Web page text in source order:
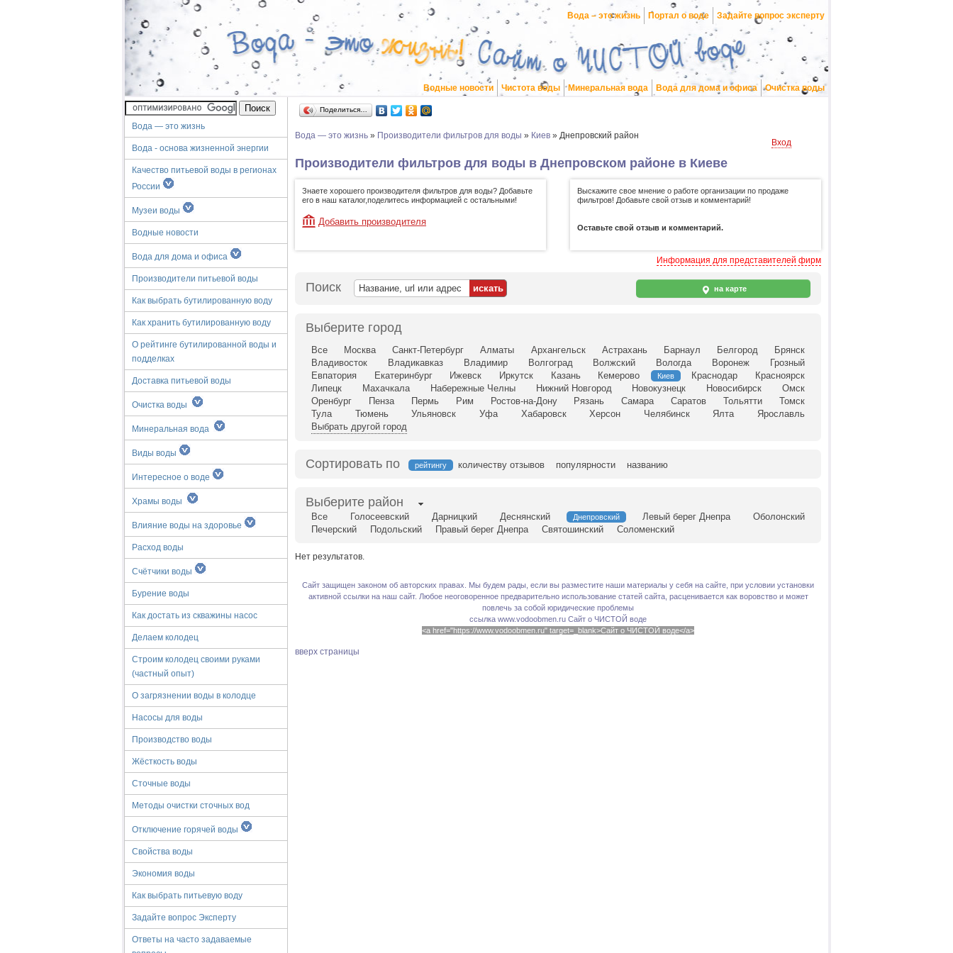
Вода – это жизнь Портал о воде Задайте вопрос эксперту
Водные новости Чистота воды Минеральная вода Вода для дома и офиса Очистка воды
Вода — это жизнь
Вода - основа жизненной энергии
Качество питьевой воды в регионах
России
Музеи воды
Водные новости
Вода для дома и офиса
Производители питьевой воды
Как выбрать бутилированную воду
Как хранить бутилированную воду
О рейтинге бутилированной воды и
подделках
Доставка питьевой воды
Очистка воды
Минеральная вода
Виды воды
Интересное о воде
Храмы воды
Влияние воды на здоровье
Расход воды
Счётчики воды
Бурение воды
Как достать из скважины насос
Делаем колодец
Строим колодец своими руками
(частный опыт)
О загрязнении воды в колодце
Насосы для воды
Производство воды
Жёсткость воды
Сточные воды
Методы очистки сточных вод
Отключение горячей воды
Свойства воды
Экономия воды
Как выбрать питьевую воду
Задайте вопрос Эксперту
Ответы на часто задаваемые
Поделиться…
Вода — это жизнь » Производители фильтров для воды » Киев » Днепровский район
Вход
Производители фильтров для воды в Днепровском районе в Киеве
Знаете хорошего производителя фильтров для воды? Добавьте
его в наш каталог,поделитесь информацией с остальными!
Добавить производителя
Выскажите свое мнение о работе организации по продаже
фильтров! Добавьте свой отзыв и комментарий!
Оставьте свой отзыв и комментарий.
Информация для представителей фирм
Поиск на карте
Выберите город
Все Москва Санкт-Петербург Алматы Архангельск Астрахань Барнаул Белгород
Брянск
Владивосток
Владикавказ Владимир Волгоград Волжский Вологда Воронеж
Грозный
Евпатория
Екатеринбург Ижевск Иркутск Казань Кемерово Киев Краснодар
Красноярск
Липецк
Махачкала Набережные Челны Нижний Новгород Новокузнецк Новосибирск
Омск
Оренбург
Пенза Пермь Рим Ростов-на-Дону Рязань Самара Саратов Тольятти
Томск
Тула
Тюмень Ульяновск Уфа Хабаровск Херсон Челябинск Ялта
Ярославль
Выбрать другой город
Сортировать по рейтингу количеству отзывов популярности названию
Выберите район
Все Голосеевский Дарницкий Деснянский Днепровский Левый берег Днепра
Оболонский
Печерский
Подольский Правый берег Днепра Святошинский Соломенский
Нет результатов.
Сайт защищен законом об авторских правах. Мы будем рады, если вы разместите наши материалы у себя на сайте, при условии установки
активной ссылки на наш сайт. Любое неоговоренное предварительно использование статей сайта, расценивается как воровство и может
повлечь за собой юридические проблемы
ссылка www.vodoobmen.ru Сайт о ЧИСТОЙ воде
<a href="https://www.vodoobmen.ru" target=_blank>Сайт о ЧИСТОЙ воде</a>
вверх страницы